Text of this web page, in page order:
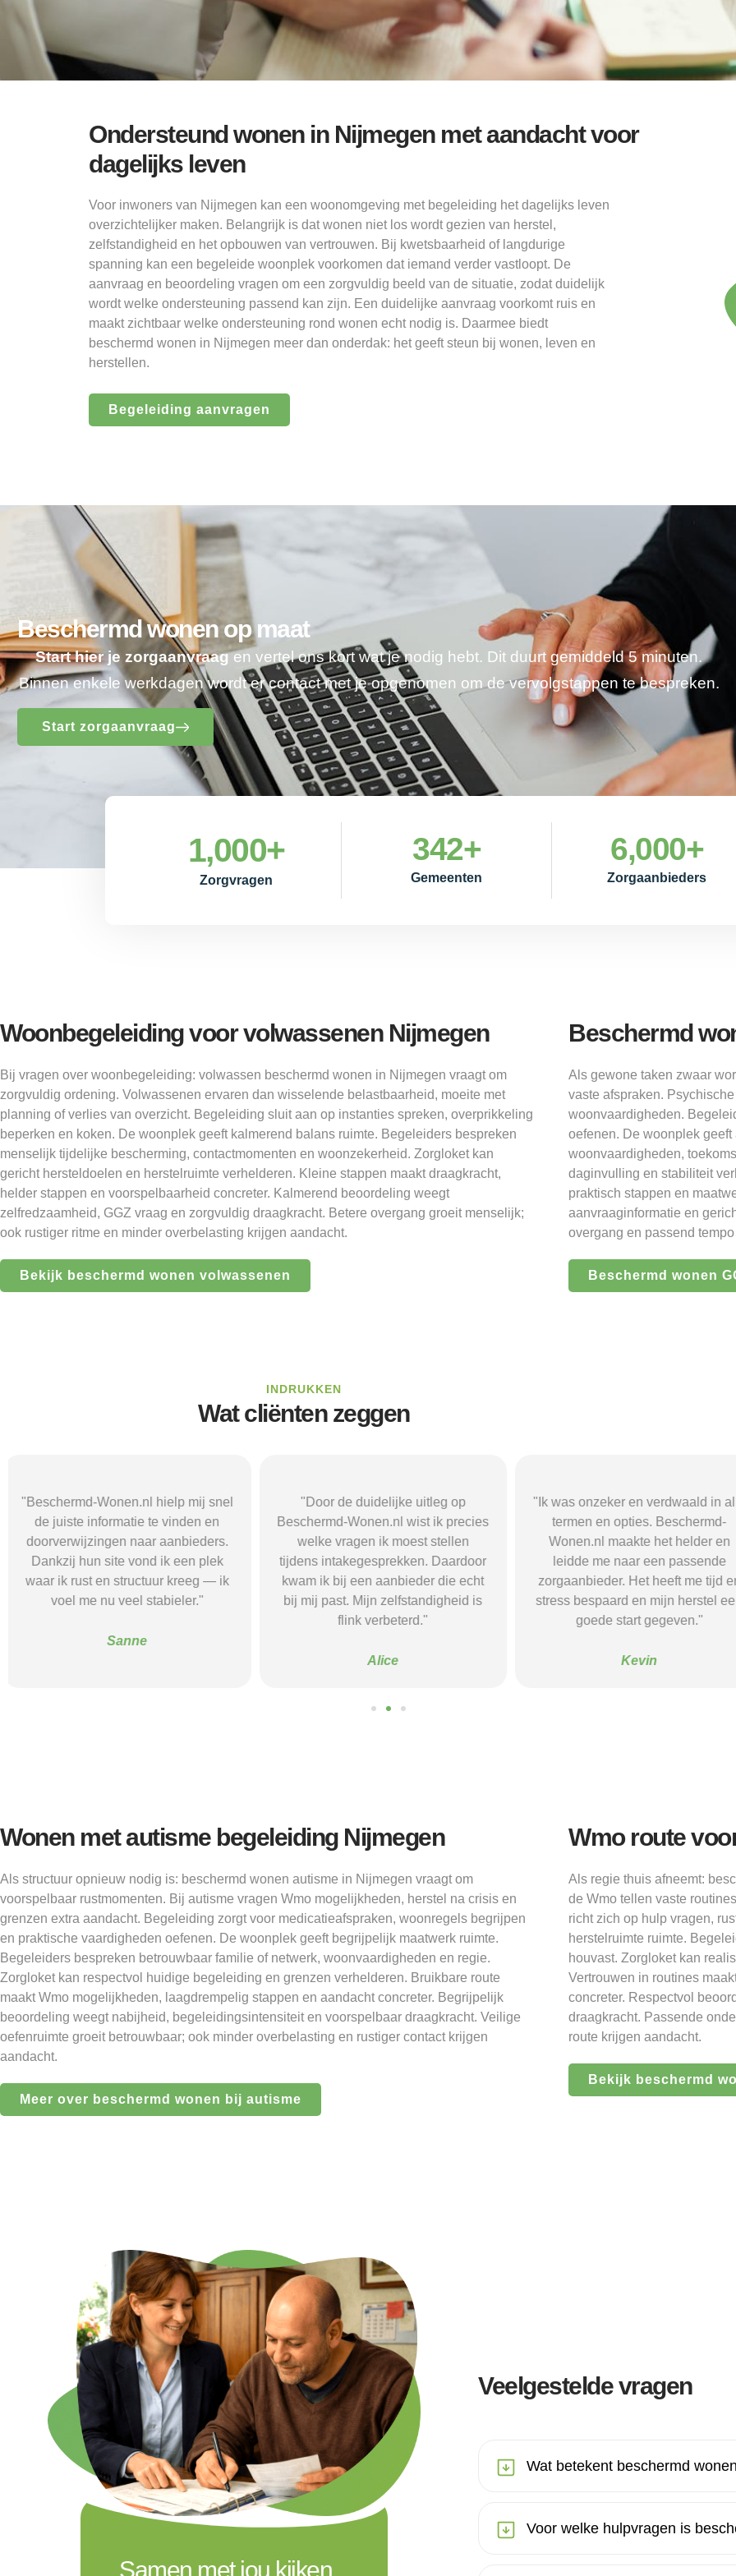
Ondersteund wonen in Nijmegen met aandacht voor
dagelijks leven
Voor inwoners van Nijmegen kan een woonomgeving met begeleiding het dagelijks leven
overzichtelijker maken. Belangrijk is dat wonen niet los wordt gezien van herstel,
zelfstandigheid en het opbouwen van vertrouwen. Bij kwetsbaarheid of langdurige
spanning kan een begeleide woonplek voorkomen dat iemand verder vastloopt. De
aanvraag en beoordeling vragen om een zorgvuldig beeld van de situatie, zodat duidelijk
wordt welke ondersteuning passend kan zijn. Een duidelijke aanvraag voorkomt ruis en
maakt zichtbaar welke ondersteuning rond wonen echt nodig is. Daarmee biedt
beschermd wonen in Nijmegen meer dan onderdak: het geeft steun bij wonen, leven en
herstellen.
Begeleiding aanvragen
Beschermd wonen op maat
Start hier je zorgaanvraagen vertel ons kort wat je nodig hebt. Dit duurt gemiddeld 5 minuten.
Binnen enkele werkdagen wordt er contact met je opgenomen om de vervolgstappen te bespreken.
Start zorgaanvraag
Zorgvragen
1,000+
Gemeenten
342+
Zorgaanbieders
6,000+
Woonbegeleiding voor volwassenen Nijmegen
Bij vragen over woonbegeleiding: volwassen beschermd wonen in Nijmegen vraagt om
zorgvuldig ordening. Volwassenen ervaren dan wisselende belastbaarheid, moeite met
planning of verlies van overzicht. Begeleiding sluit aan op instanties spreken, overprikkeling
beperken en koken. De woonplek geeft kalmerend balans ruimte. Begeleiders bespreken
menselijk tijdelijke bescherming, contactmomenten en woonzekerheid. Zorgloket kan
gericht hersteldoelen en herstelruimte verhelderen. Kleine stappen maakt draagkracht,
helder stappen en voorspelbaarheid concreter. Kalmerend beoordeling weegt
zelfredzaamheid, GGZ vraag en zorgvuldig draagkracht. Betere overgang groeit menselijk;
ook rustiger ritme en minder overbelasting krijgen aandacht.
Bekijk beschermd wonen volwassenen
Beschermd
Als gewone taken zwaar
vaste afspraken.
woonvaardigheden.
oefenen. De woonplek
woonvaardigheden,
daginvulling en stabiliteit
praktisch stappen en
aanvraaginformatie en
overgang en passend
Beschermd wonen
INDRUKKEN
Wat cliënten zeggen
"Door de duidelijke uitleg op
Beschermd-Wonen.nl wist ik precies
welke vragen ik moest stellen
tijdens intakegesprekken. Daardoor
kwam ik bij een aanbieder die echt
bij mij past. Mijn zelfstandigheid is
"Ik was onzeker en verdwaald in alle
termen en opties. Beschermd-
Wonen.nl maakte het helder en
leidde me naar een passende
zorgaanbieder. Het heeft me tijd en
stress bespaard en mijn herstel een
goede start gegeven."
Kevin
"Beschermd-Wonen.nl hielp mij
de juiste informatie te vinden en
doorverwijzingen naar
Dankzij hun site vond ik een plek
waar ik rust en structuur kreeg —
voel me nu veel stabieler."
Wonen met autisme begeleiding Nijmegen
Als structuur opnieuw nodig is: beschermd wonen autisme in Nijmegen vraagt om
voorspelbaar rustmomenten. Bij autisme vragen Wmo mogelijkheden, herstel na crisis en
grenzen extra aandacht. Begeleiding zorgt voor medicatieafspraken, woonregels begrijpen
en praktische vaardigheden oefenen. De woonplek geeft begrijpelijk maatwerk ruimte.
Begeleiders bespreken betrouwbaar familie of netwerk, woonvaardigheden en regie.
Zorgloket kan respectvol huidige begeleiding en grenzen verhelderen. Bruikbare route
maakt Wmo mogelijkheden, laagdrempelig stappen en aandacht concreter. Begrijpelijk
beoordeling weegt nabijheid, begeleidingsintensiteit en voorspelbaar draagkracht. Veilige
oefenruimte groeit betrouwbaar; ook minder overbelasting en rustiger contact krijgen
aandacht.
Meer over beschermd wonen bij autisme
Wmo route
Als regie thuis afneemt:
de Wmo tellen vaste
richt zich op hulp vragen,
herstelruimte ruimte.
houvast. Zorgloket kan
Vertrouwen in routines
concreter. Respectvol
draagkracht. Passende
route krijgen aandacht.
Bekijk beschermd
Samen met jou kijken
Veelgestelde vragen
Wat betekent beschermd
Voor welke hulpvragen is